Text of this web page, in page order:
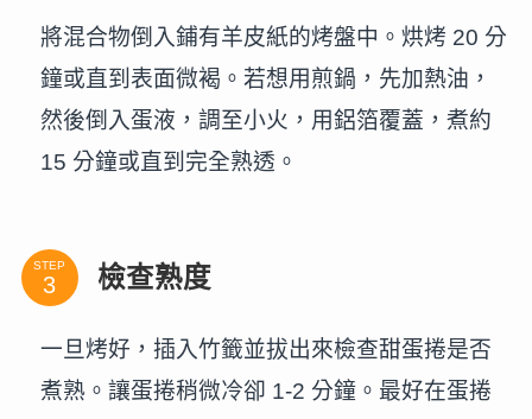
將混合物倒入鋪有羊皮紙的烤盤中。烘烤 20 分
鐘或直到表面微褐。若想用煎鍋，先加熱油，
然後倒入蛋液，調至小火，用鋁箔覆蓋，煮約
15 分鐘或直到完全熟透。
STEP 檢查熟度
一旦烤好，插入竹籤並拔出來檢查甜蛋捲是否
煮熟。讓蛋捲稍微冷卻 1-2 分鐘。最好在蛋捲